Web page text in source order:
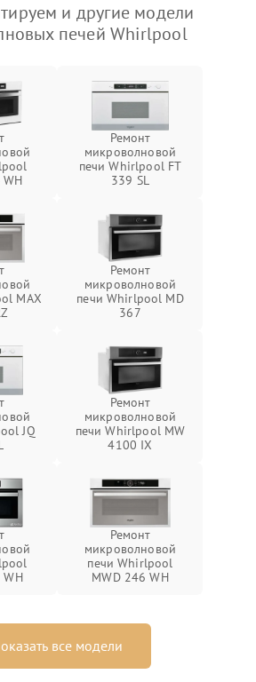
и другие модели
печей Whirlpool
Ремонт
микроволновой
печи Whirlpool FT
339 SL
MAX
Ремонт
микроволновой
печи Whirlpool MD
367
JQ
Ремонт
микроволновой
печи Whirlpool MW
4100 IX
WH
Ремонт
микроволновой
печи Whirlpool
MWD 246 WH
все модели